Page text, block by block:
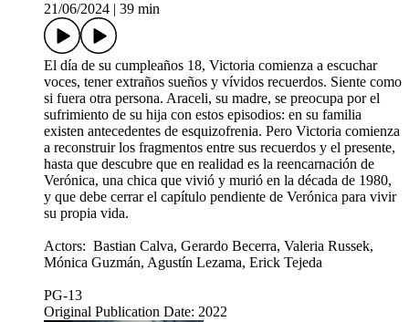
21/06/2024
39 min
El día de su cumpleaños 18, Victoria comienza a escuchar
voces, tener extraños sueños y vívidos recuerdos. Siente como
si fuera otra persona. Araceli, su madre, se preocupa por el
sufrimiento de su hija con estos episodios: en su familia
existen antecedentes de esquizofrenia. Pero Victoria comienza
a reconstruir los fragmentos entre sus recuerdos y el presente,
hasta que descubre que en realidad es la reencarnación de
Verónica, una chica que vivió y murió en la década de 1980,
y que debe cerrar el capítulo pendiente de Verónica para vivir
su propia vida.
Actors: Bastian Calva, Gerardo Becerra, Valeria Russek,
Mónica Guzmán, Agustín Lezama, Erick Tejeda
PG-13
Original Publication Date: 2022